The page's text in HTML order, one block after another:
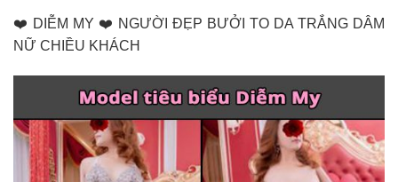
❤️ DIỄM MY ❤️ NGƯỜI ĐẸP BƯỞI TO DA TRẮNG DÂM
NỮ CHIỀU KHÁCH